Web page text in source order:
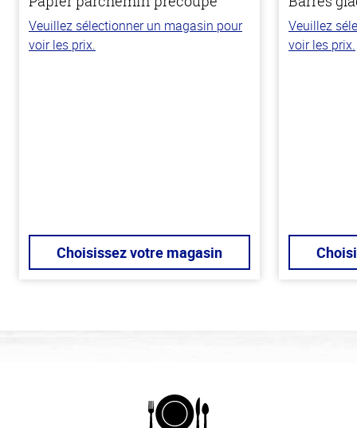
Veuillez sélectionner un magasin pour
voir les prix.
Choisissez votre magasin
Veuillez
voir les prix.